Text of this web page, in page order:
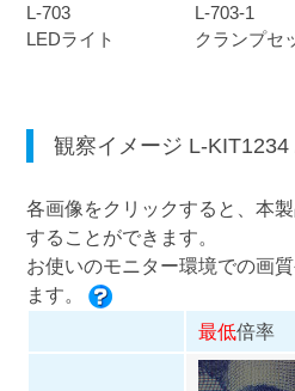
L-703
LEDライト
L-703-1
クランプセ
観察イメージ L-KIT1234
各画像をクリックすると、本
することができます。
お使いのモニター環境での画
ます。
最低倍率